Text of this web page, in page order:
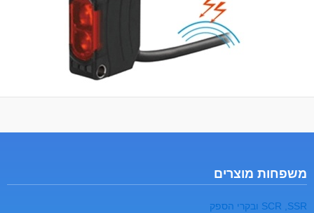
משפחות מוצרים
SCR ,SSR ובקרי הספק